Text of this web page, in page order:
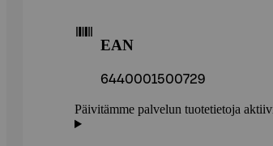
EAN
6440001500729
Päivitämme palvelun tuotetietoja